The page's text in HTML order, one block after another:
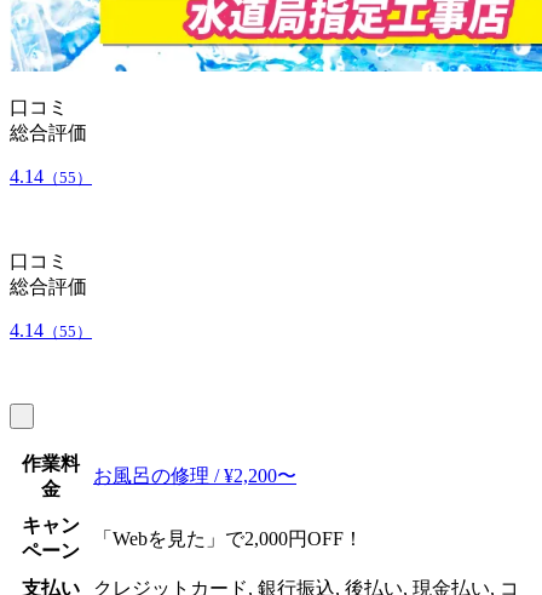
口コミ
総合評価
4.14 （55）
口コミ
総合評価
4.14 （55）
作業料
金
お風呂の修理 / ¥2,200〜
キャン
ペーン
「Webを見た」で2,000円OFF！
支払い
クレジットカード, 銀行振込, 後払い, 現金払い, コ